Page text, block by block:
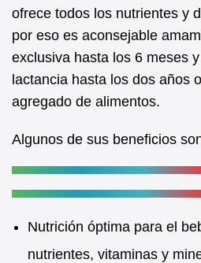
ofrece todos los nutrientes y
por eso es aconsejable
exclusiva hasta los 6 meses
lactancia hasta los dos años
agregado de alimentos.
Algunos de sus beneficios
Nutrición óptima para el
nutrientes, vitaminas y